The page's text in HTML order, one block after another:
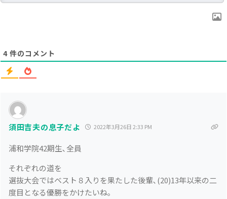
4 件のコメント
須田吉夫の息子だよ 2022年3月26日 2:33 PM
浦和学院42期生､全員
それぞれの道を
選抜大会ではベスト８入りを果たした後輩､(20)13年以来の二
度目となる優勝をかけたいね｡